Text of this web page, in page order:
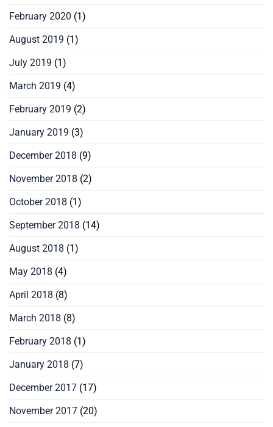
February 2020 (1)
August 2019 (1)
July 2019 (1)
March 2019 (4)
February 2019 (2)
January 2019 (3)
December 2018 (9)
November 2018 (2)
October 2018 (1)
September 2018 (14)
August 2018 (1)
May 2018 (4)
April 2018 (8)
March 2018 (8)
February 2018 (1)
January 2018 (7)
December 2017 (17)
November 2017 (20)